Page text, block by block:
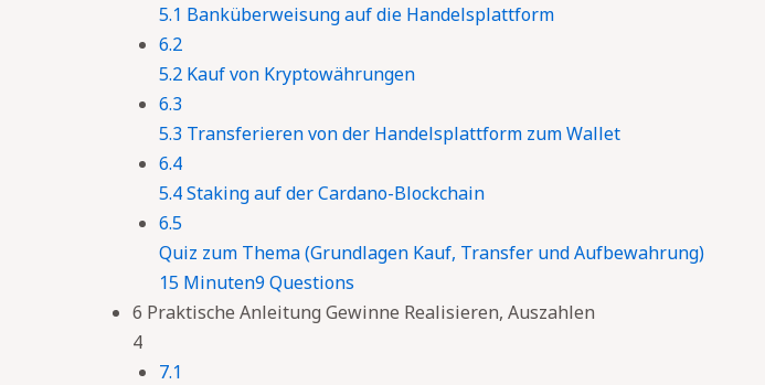
5.1 Banküberweisung auf die Handelsplattform
6.2
5.2 Kauf von Kryptowährungen
6.3
5.3 Transferieren von der Handelsplattform zum Wallet
6.4
5.4 Staking auf der Cardano-Blockchain
6.5
Quiz zum Thema (Grundlagen Kauf, Transfer und Aufbewahrung)
15 Minuten9 Questions
6 Praktische Anleitung Gewinne Realisieren, Auszahlen
4
7.1